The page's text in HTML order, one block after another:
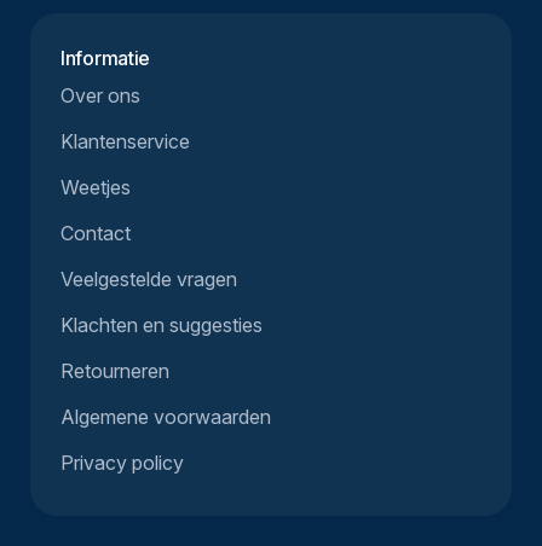
Informatie
Over ons
Klantenservice
Weetjes
Contact
Veelgestelde vragen
Klachten en suggesties
Retourneren
Algemene voorwaarden
Privacy policy